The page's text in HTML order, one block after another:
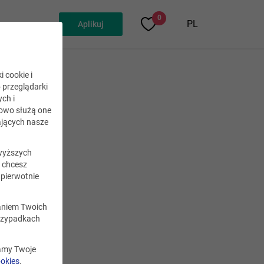
Aplikuj
0
PL
tym
cookie i
przeglądarki
i
służą one
nasze
chcesz
Twoich
Twoje
.